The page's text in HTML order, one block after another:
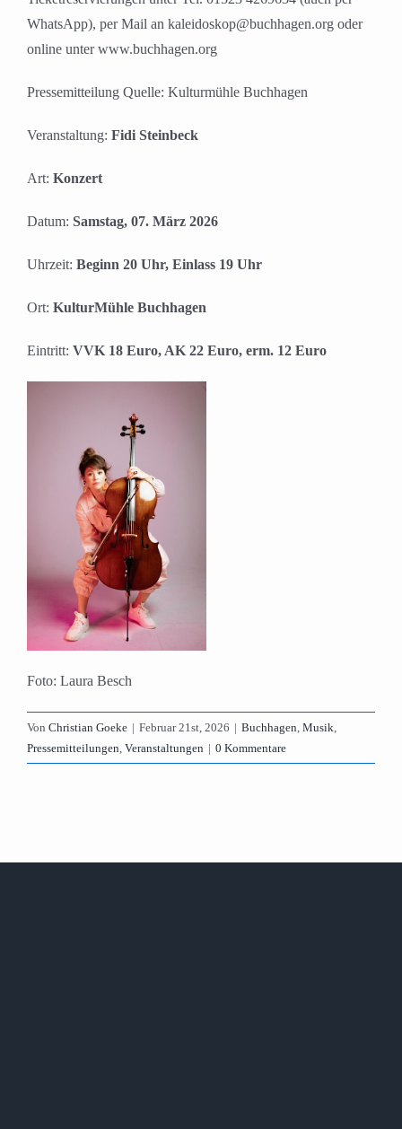
WhatsApp), per Mail an kaleidoskop@buchhagen.org oder
online unter www.buchhagen.org
Pressemitteilung Quelle: Kulturmühle Buchhagen
Veranstaltung: Fidi Steinbeck
Art: Konzert
Datum: Samstag, 07. März 2026
Uhrzeit: Beginn 20 Uhr, Einlass 19 Uhr
Ort: KulturMühle Buchhagen
Eintritt: VVK 18 Euro, AK 22 Euro, erm. 12 Euro
Foto: Laura Besch
Von Christian Goeke | Februar 21st, 2026 | Buchhagen Musik
Pressemitteilungen Veranstaltungen | 0 Kommentare